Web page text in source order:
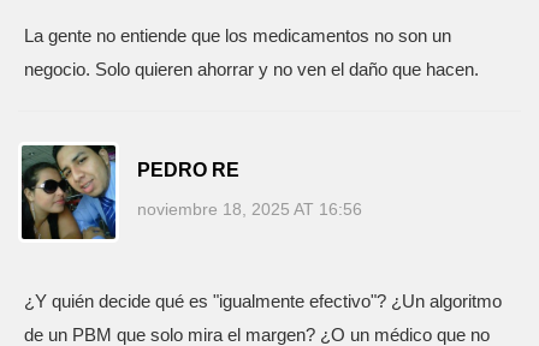
La gente no entiende que los medicamentos no son un
negocio. Solo quieren ahorrar y no ven el daño que hacen.
PEDRO RE
noviembre 18, 2025 AT 16:56
¿Y quién decide qué es "igualmente efectivo"? ¿Un algoritmo
de un PBM que solo mira el margen? ¿O un médico que no